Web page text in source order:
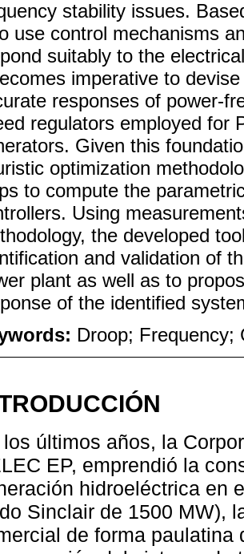
stability issues.
use control mechanisms
suitably to the
imperative to
responses of power-
regulators employed for
Given this
optimization
to compute the
Using
the developed
and validation of
plant as well as to
of the identified
Droop; Frequency;
los últimos años, la
EP, emprendió la
hidroeléctrica en
Sinclair de 1500 MW),
de forma paulatina